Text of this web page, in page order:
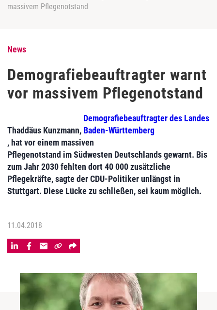
massivem Pflegenotstand
News
Demografiebeauftragter warnt
vor massivem Pflegenotstand
Thaddäus Kunzmann,
Demografiebeauftragter des Landes
Baden-Württemberg
, hat vor einem massiven
Pflegenotstand im Südwesten Deutschlands gewarnt. Bis
zum Jahr 2030 fehlten dort 40 000 zusätzliche
Pflegekräfte, sagte der CDU-Politiker unlängst in
Stuttgart. Diese Lücke zu schließen, sei kaum möglich.
11.04.2018